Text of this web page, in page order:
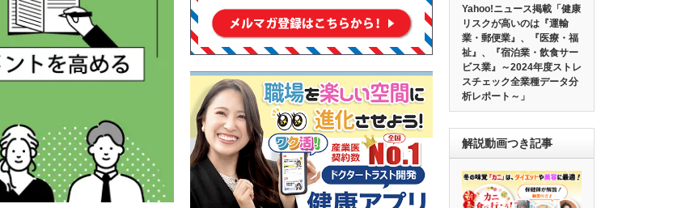
Yahoo!ニュース掲載「健康
リスクが高いのは『運輸
業・郵便業』、『医療・福
祉』、『宿泊業・飲食サー
ビス業』～2024年度ストレ
スチェック全業種データ分
析レポート～」
解説動画つき記事